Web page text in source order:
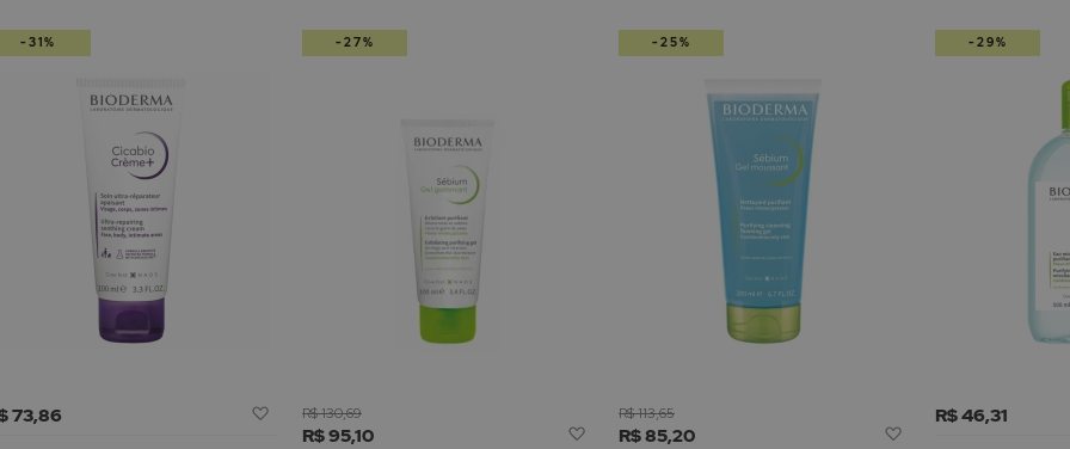
73,86
Adicionar
-31%
R$ 95,10
R$ 130,69
Adicionar
-27%
R$ 85,20
R$ 113,65
-25%
R$ 46,31
-29%